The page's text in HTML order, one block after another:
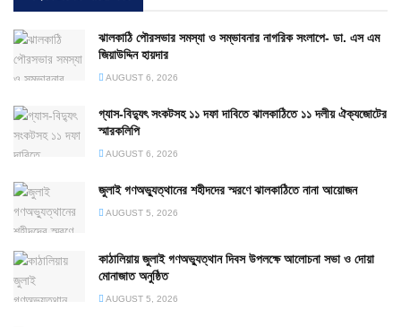
ঝালকাঠি পৌরসভার সমস্যা ও সম্ভাবনার নাগরিক সংলাপে- ডা. এস এম
জিয়াউদ্দিন হায়দার
AUGUST 6, 2026
গ্যাস-বিদ্যুৎ সংকটসহ ১১ দফা দাবিতে ঝালকাঠিতে ১১ দলীয় ঐক্যজোটের
স্মারকলিপি
AUGUST 6, 2026
জুলাই গণঅভ্যুত্থানের শহীদদের স্মরণে ঝালকাঠিতে নানা আয়োজন
AUGUST 5, 2026
কাঠালিয়ায় জুলাই গণঅভ্যুত্থান দিবস উপলক্ষে আলোচনা সভা ও দোয়া
মোনাজাত অনুষ্ঠিত
AUGUST 5, 2026